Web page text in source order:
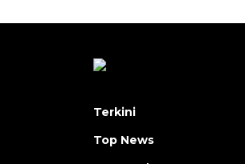
Terkini
Top News